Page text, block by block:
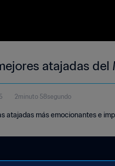
atajadas
2minuto 58segundo
atajadas más emocionantes e